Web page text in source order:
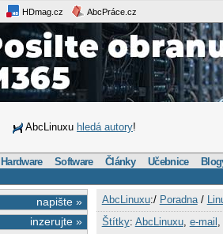
HDmag.cz AbcPráce.cz
AbcLinuxu hledá autory!
Hardware Software Články Učebnice
napište »
inzerujte »
AbcLinuxu:/ Poradna/
Štítky: AbcLinuxu, e-mail